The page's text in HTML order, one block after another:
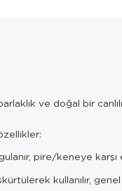
ve doğal bir
pire/keneye
kullanılır,